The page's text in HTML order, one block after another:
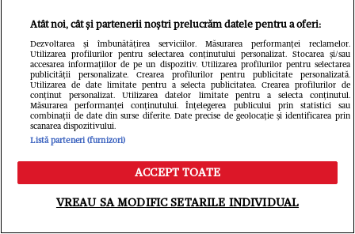
Doliu în lumea filmului! A murit
Brenda Fricker, „doamna cu
porumbeii”, din Singur Acasă 2
Libertatea.ro
Meniu Caută
Atât noi, cât și partenerii noștri prelucrăm datele pentru a oferi:
Dezvoltarea și îmbunătățirea serviciilor. Măsurarea performanței reclamelor.
Utilizarea profilurilor pentru selectarea conținutului personalizat. Stocarea și/sau
accesarea informațiilor de pe un dispozitiv. Utilizarea profilurilor pentru selectarea
publicității personalizate. Crearea profilurilor pentru publicitate personalizată.
Utilizarea de date limitate pentru a selecta publicitatea. Crearea profilurilor de
conținut personalizat. Utilizarea datelor limitate pentru a selecta conținutul.
Măsurarea performanței conținutului. Înțelegerea publicului prin statistici sau
combinații de date din surse diferite. Date precise de geolocație și identificarea prin
scanarea dispozitivului.
Listă parteneri (furnizori)
ACCEPT TOATE
VREAU SA MODIFIC SETARILE INDIVIDUAL